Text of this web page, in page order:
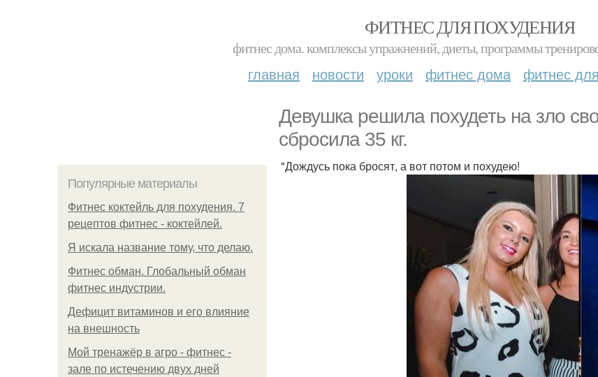
ФИТНЕС ДЛЯ ПОХУДЕНИЯ
фитнес дома. комплексы упражнений, диеты, программы
главная новости уроки фитнес дома фитнес
Девушкa решила похудеть на зло
сбросила 35 кг.
Популярные материалы
Фитнес коктейль для похудения. 7
рецептов фитнес - коктейлей.
Я искала название тому, что делаю.
Фитнес обман. Глобальный обман
фитнес индустрии.
Дефицит витаминов и его влияние
на внешность
Мой тренажёр в агро - фитнес -
зале по истечению двух дней
"Дождусь пока бросят, а вот потом и похудею!